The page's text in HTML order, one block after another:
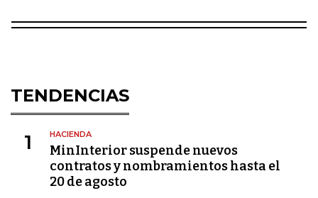
TENDENCIAS
1 HACIENDA
MinInterior suspende nuevos
contratos y nombramientos hasta el
20 de agosto